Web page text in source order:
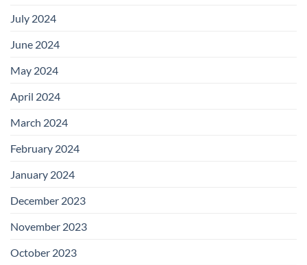
July 2024
June 2024
May 2024
April 2024
March 2024
February 2024
January 2024
December 2023
November 2023
October 2023